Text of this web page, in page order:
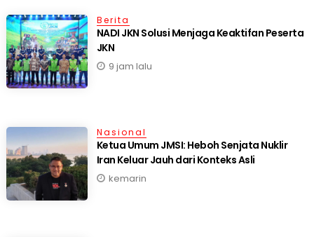
Berita
NADI JKN Solusi Menjaga Keaktifan Peserta
JKN
9 jam lalu
Nasional
Ketua Umum JMSI: Heboh Senjata Nuklir
Iran Keluar Jauh dari Konteks Asli
kemarin